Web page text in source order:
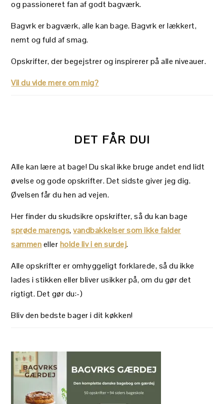
og passioneret fan af godt bagværk.
Bagvrk er bagværk, alle kan bage. Bagvrk er lækkert,
nemt og fuld af smag.
Opskrifter, der begejstrer og inspirerer på alle niveauer.
Vil du vide mere om mig?
DET FÅR DU!
Alle kan lære at bage! Du skal ikke bruge andet end lidt
øvelse og gode opskrifter. Det sidste giver jeg dig.
Øvelsen får du hen ad vejen.
Her finder du skudsikre opskrifter, så du kan bage
sprøde marengs,vandbakkelser som ikke falder
sammenellerholde liv i en surdej.
Alle opskrifter er omhyggeligt forklarede, så du ikke
lades i stikken eller bliver usikker på, om du gør det
rigtigt. Det gør du:-)
Bliv den bedste bager i dit køkken!